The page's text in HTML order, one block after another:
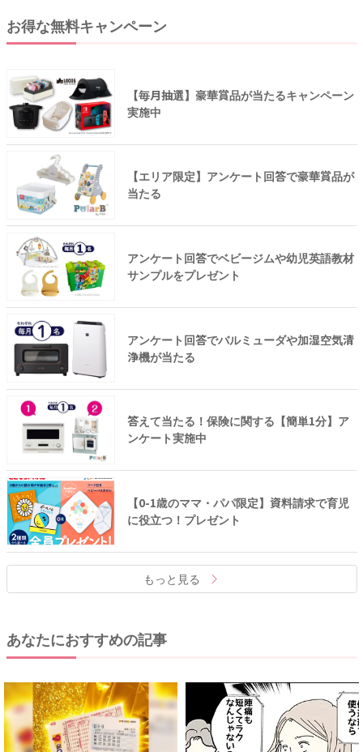
お得な無料キャンペーン
【毎月抽選】豪華賞品が当たるキャンペーン
実施中
【エリア限定】アンケート回答で豪華賞品が
当たる
アンケート回答でベビージムや幼児英語教材
サンプルをプレゼント
アンケート回答でバルミューダや加湿空気清
浄機が当たる
答えて当たる！保険に関する【簡単1分】ア
ンケート実施中
【0-1歳のママ・パパ限定】資料請求で育児
に役立つ！プレゼント
もっと見る
あなたにおすすめの記事